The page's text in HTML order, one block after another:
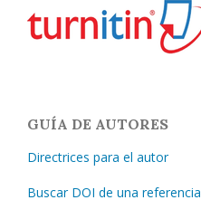
GUÍA DE AUTORES
Directrices para el autor
Buscar DOI de una referencia